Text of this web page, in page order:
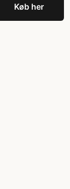
Køb her